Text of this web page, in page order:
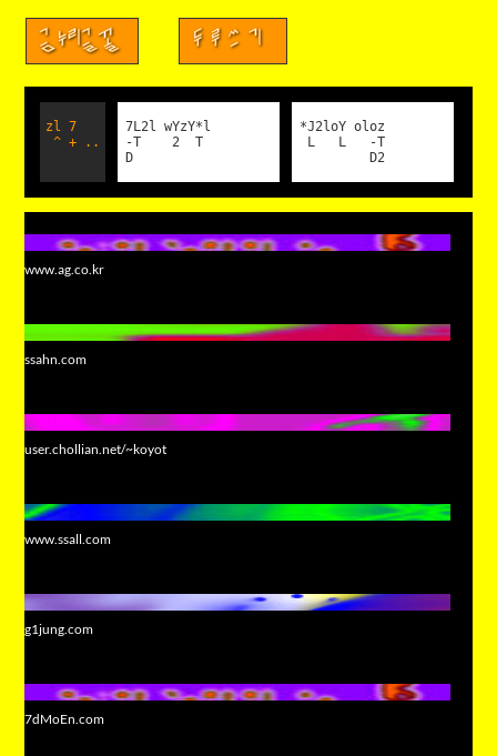
금누리글꼴 두루쓰기
zl 7
^ + ..
7L2l wYzY*l
-T 2 T
D
*J2loY oloz
L L -T
D2
www.ag.co.kr
ssahn.com
user.chollian.net/~koyot
www.ssall.com
g1jung.com
7dMoEn.com